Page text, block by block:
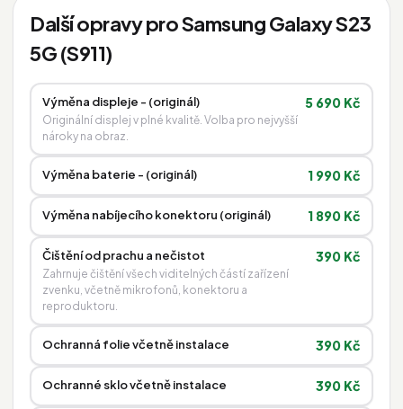
Další opravy pro Samsung Galaxy S23
5G (S911)
Výměna displeje - (originál)
Originální displej v plné kvalitě. Volba pro nejvyšší
nároky na obraz.
5 690 Kč
Výměna baterie - (originál) 1 990 Kč
Výměna nabíjecího konektoru (originál) 1 890 Kč
Čištění od prachu a nečistot
Zahrnuje čištění všech viditelných částí zařízení
zvenku, včetně mikrofonů, konektoru a
reproduktoru.
390 Kč
Ochranná folie včetně instalace 390 Kč
Ochranné sklo včetně instalace 390 Kč